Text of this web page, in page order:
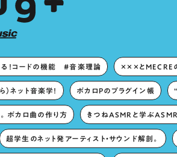
る！コードの機能 #音楽理論 ×××とMECRE
ネット音楽学！ ボカロPのプラグイン帳
ボカロ曲の作り方 きつねASMRと学ぶ
超学生のネット発アーティスト・サウンド解剖。